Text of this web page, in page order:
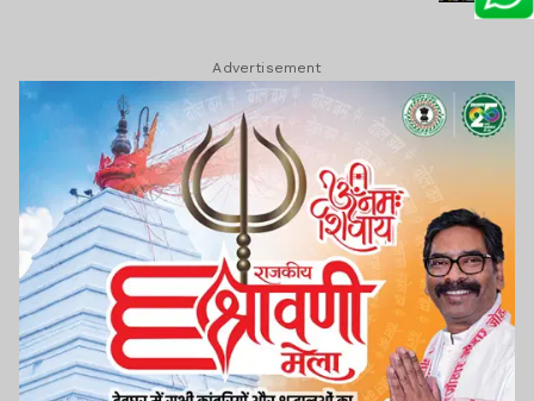
Advertisement